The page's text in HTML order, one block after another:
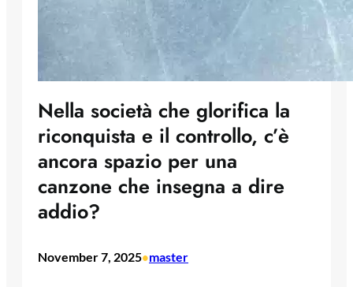
Nella società che glorifica la
riconquista e il controllo, c’è
ancora spazio per una
canzone che insegna a dire
addio?
November 7, 2025•master